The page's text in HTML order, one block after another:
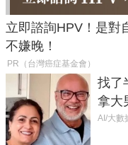
立即諮詢HPV！是對
不嫌晚！
PR（台灣癌症基金會）
找了
拿大
50年
AI/大數